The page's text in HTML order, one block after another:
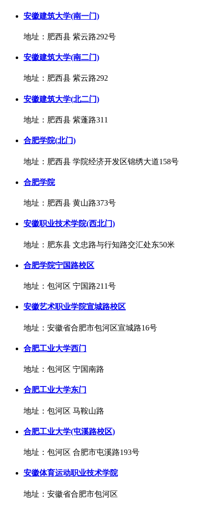
安徽建筑大学(南一门)
地址：肥西县 紫云路292号
安徽建筑大学(南二门)
地址：肥西县 紫云路292
安徽建筑大学(北二门)
地址：肥西县 紫蓬路311
合肥学院(北门)
地址：肥西县 学院经济开发区锦绣大道158号
合肥学院
地址：肥西县 黄山路373号
安徽职业技术学院(西北门)
地址：肥东县 文忠路与行知路交汇处东50米
合肥学院宁国路校区
地址：包河区 宁国路211号
安徽艺术职业学院宣城路校区
地址：安徽省合肥市包河区宣城路16号
合肥工业大学西门
地址：包河区 宁国南路
合肥工业大学东门
地址：包河区 马鞍山路
合肥工业大学(屯溪路校区)
地址：包河区 合肥市屯溪路193号
安徽体育运动职业技术学院
地址：安徽省合肥市包河区